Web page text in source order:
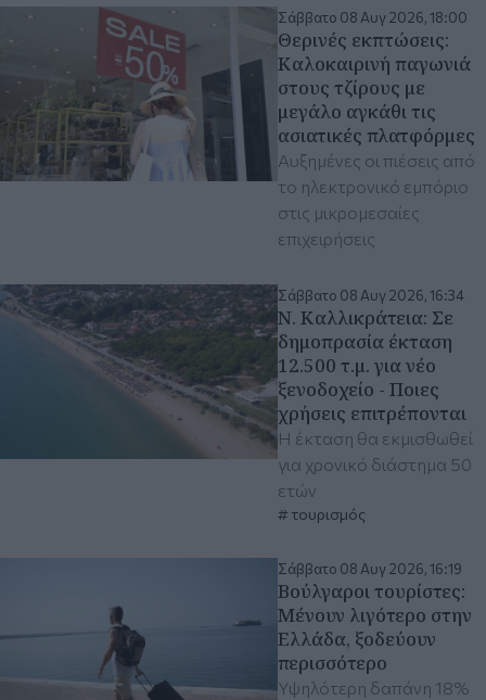
Σάββατο 08 Αυγ 2026, 18:00
Θερινές εκπτώσεις:
Καλοκαιρινή παγωνιά
στους τζίρους με
μεγάλο αγκάθι τις
ασιατικές πλατφόρμες
Αυξημένες οι πιέσεις από
το ηλεκτρονικό εμπόριο
στις μικρομεσαίες
επιχειρήσεις
Σάββατο 08 Αυγ 2026, 16:34
Ν. Καλλικράτεια: Σε
δημοπρασία έκταση
12.500 τ.μ. για νέο
ξενοδοχείο - Ποιες
χρήσεις επιτρέπονται
Η έκταση θα εκμισθωθεί
για χρονικό διάστημα 50
ετών
τουρισμός
Σάββατο 08 Αυγ 2026, 16:19
Βούλγαροι τουρίστες:
Μένουν λιγότερο στην
Ελλάδα, ξοδεύουν
περισσότερο
Υψηλότερη δαπάνη 18%